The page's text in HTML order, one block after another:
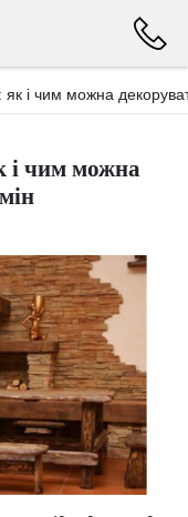
і чим можна
і чим можна